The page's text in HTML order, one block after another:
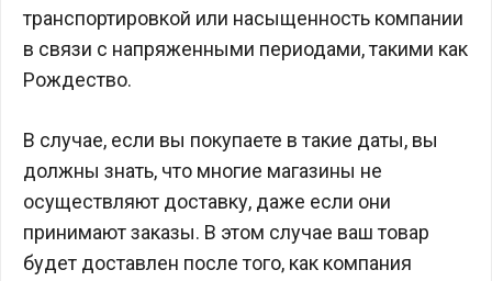
транспортировкой или насыщенность компании
в связи с напряженными периодами, такими как
Рождество.
В случае, если вы покупаете в такие даты, вы
должны знать, что многие магазины не
осуществляют доставку, даже если они
принимают заказы. В этом случае ваш товар
будет доставлен после того, как компания